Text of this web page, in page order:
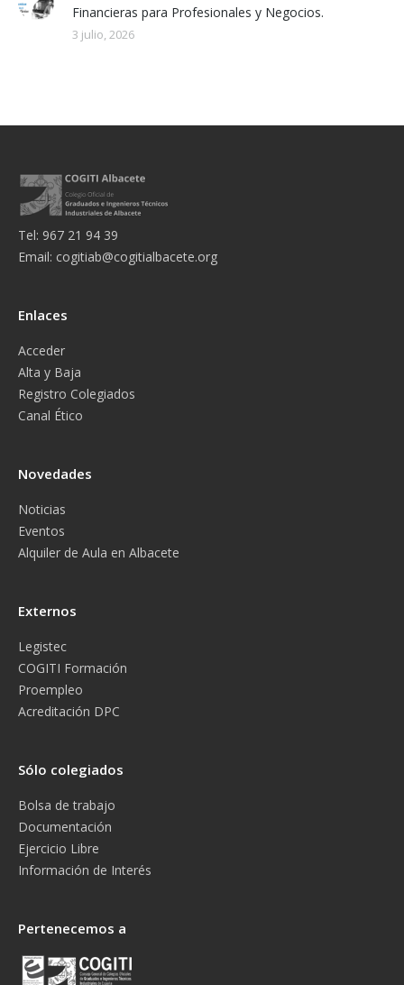
Financieras para Profesionales y Negocios.
3 julio, 2026
Tel: 967 21 94 39
Email: cogitiab@cogitialbacete.org
Enlaces
Acceder
Alta y Baja
Registro Colegiados
Canal Ético
Novedades
Noticias
Eventos
Alquiler de Aula en Albacete
Externos
Legistec
COGITI Formación
Proempleo
Acreditación DPC
Sólo colegiados
Bolsa de trabajo
Documentación
Ejercicio Libre
Información de Interés
Pertenecemos a